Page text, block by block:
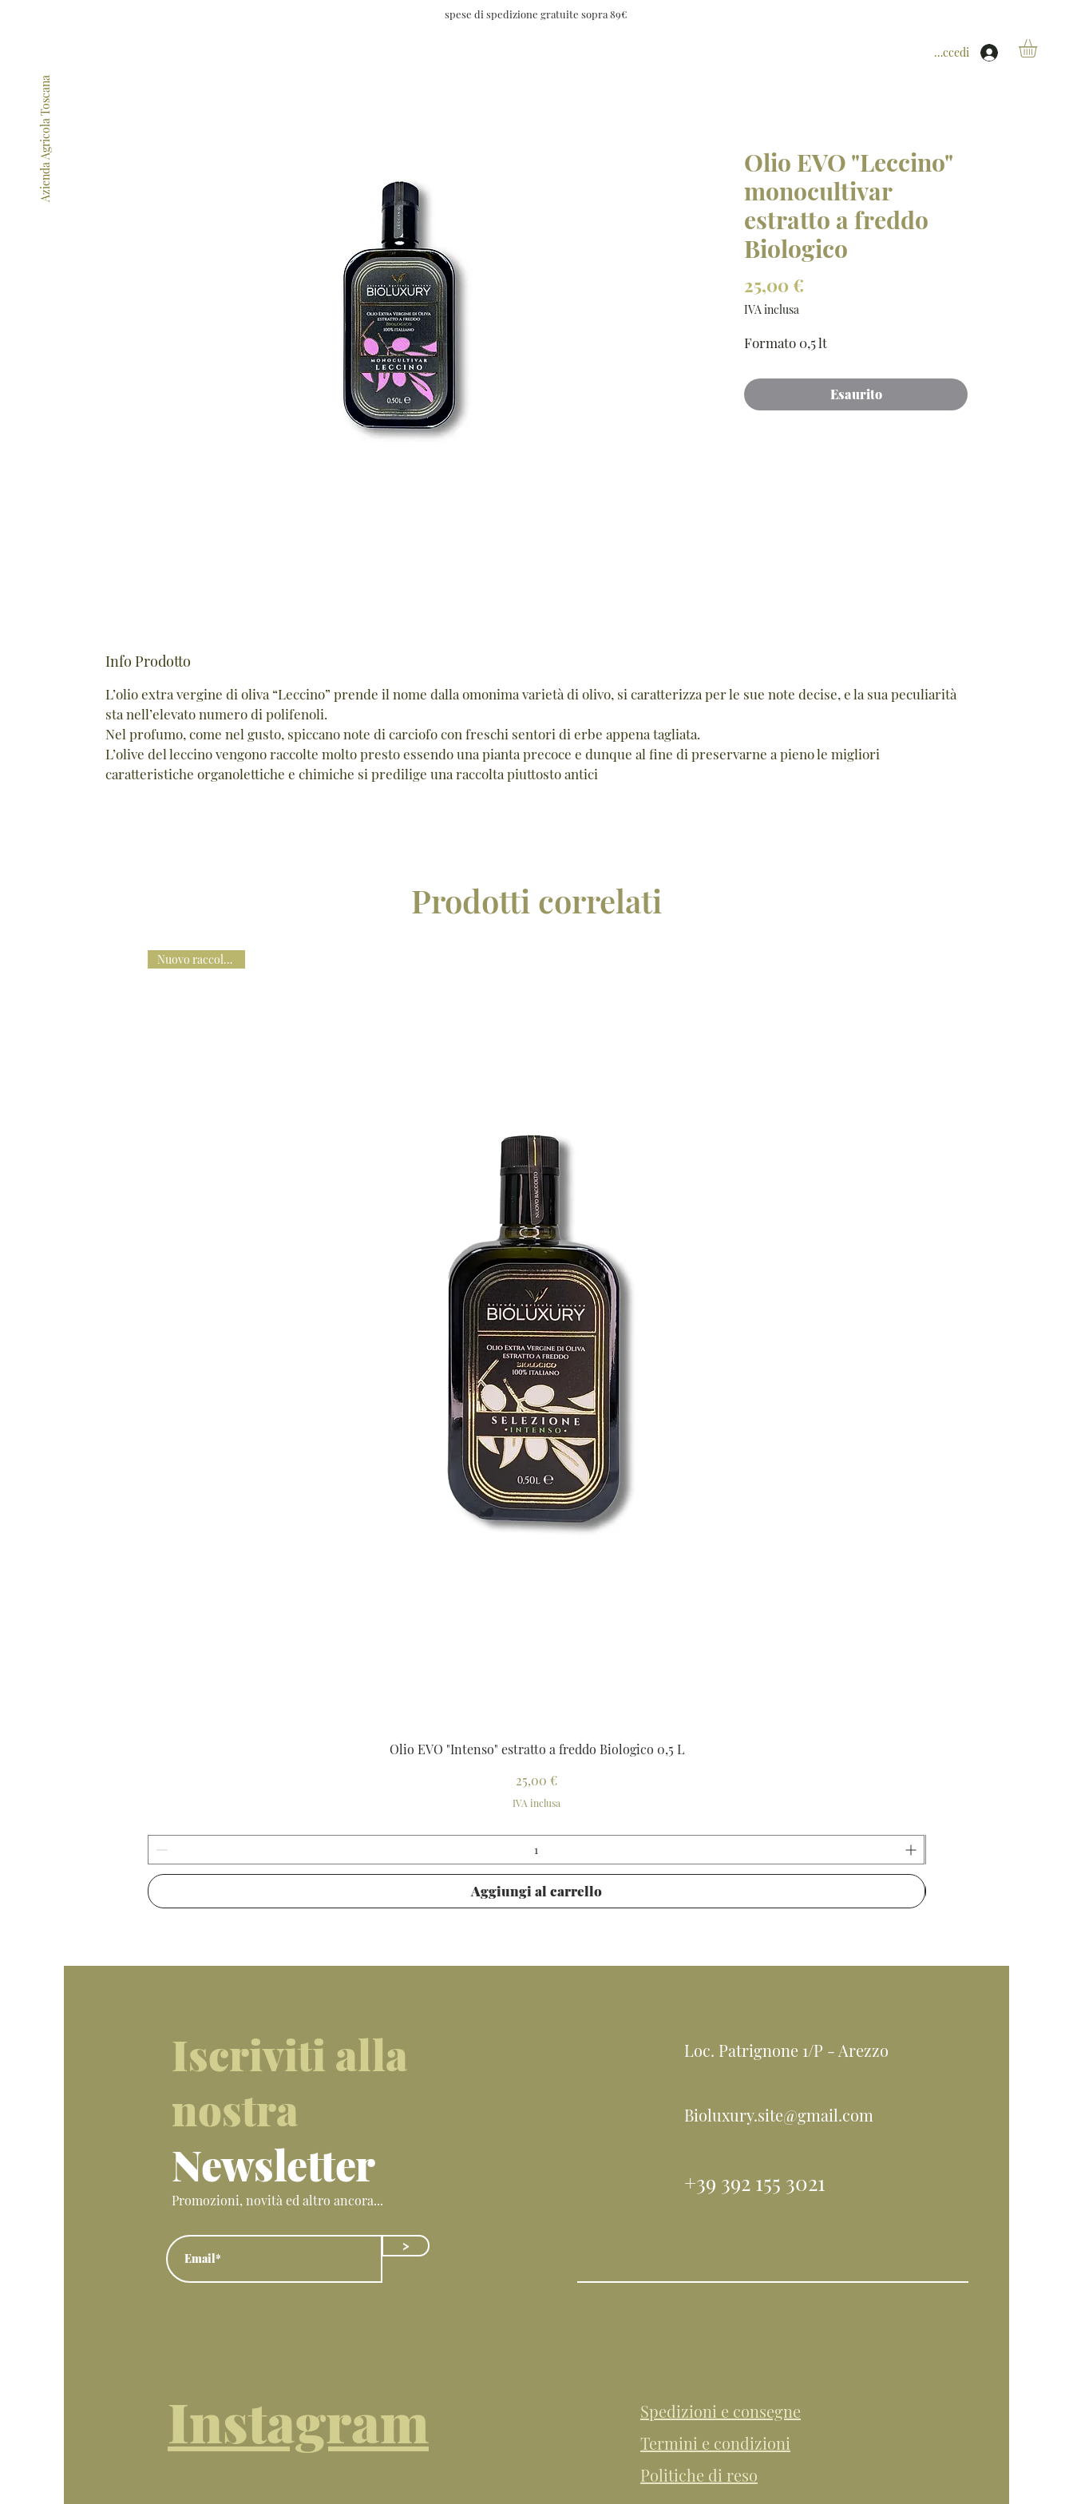
Azienda Agricola Toscana
Accedi
Olio EVO "Leccino"
monocultivar
estratto a freddo
Biologico
25,00 €
IVA inclusa
Formato 0,5 lt
Esaurito
Info Prodotto
L’olio extra vergine di oliva “Leccino” prende il nome dalla omonima varietà di olivo, si caratterizza per le sue note decise, e la sua peculiarità
sta nell’elevato numero di polifenoli.
Nel profumo, come nel gusto, spiccano note di carciofo con freschi sentori di erbe appena tagliata.
L’olive del leccino vengono raccolte molto presto essendo una pianta precoce e dunque al fine di preservarne a pieno le migliori
caratteristiche organolettiche e chimiche si predilige una raccolta piuttosto antici
Prodotti correlati
Nuovo raccolto 2024
Olio EVO "Intenso" estratto a freddo Biologico 0,5 L
Prezzo
25,00 €
IVA inclusa
Aggiungi al carrello
spese di spedizione gratuite sopra 89€
Iscriviti alla
nostra
Newsletter
Promozioni, novità ed altro ancora...
>
Instagram
Loc. Patrignone 1/P - Arezzo
Bioluxury.site@gmail.com
+39 392 155 3021
Spedizioni e consegne
Termini e condizioni
Politiche di reso